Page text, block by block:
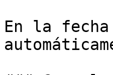
En la